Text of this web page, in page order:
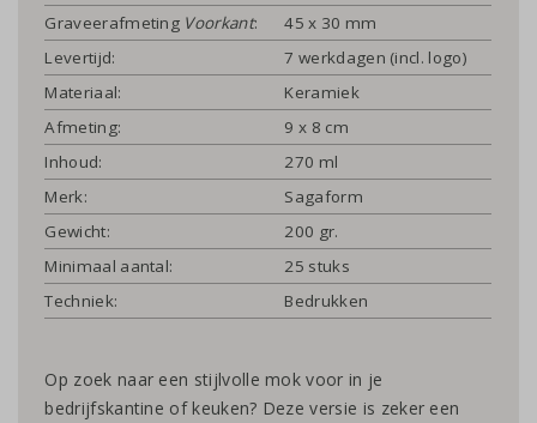
Graveerafmeting Voorkant:
45 x 30 mm
Levertijd:
7 werkdagen (incl. logo)
Materiaal:
Keramiek
Afmeting:
9 x 8 cm
Inhoud:
270 ml
Merk:
Sagaform
Gewicht:
200 gr.
Minimaal aantal:
25 stuks
Techniek:
Bedrukken
Op zoek naar een stijlvolle mok voor in je
bedrijfskantine of keuken? Deze versie is zeker een